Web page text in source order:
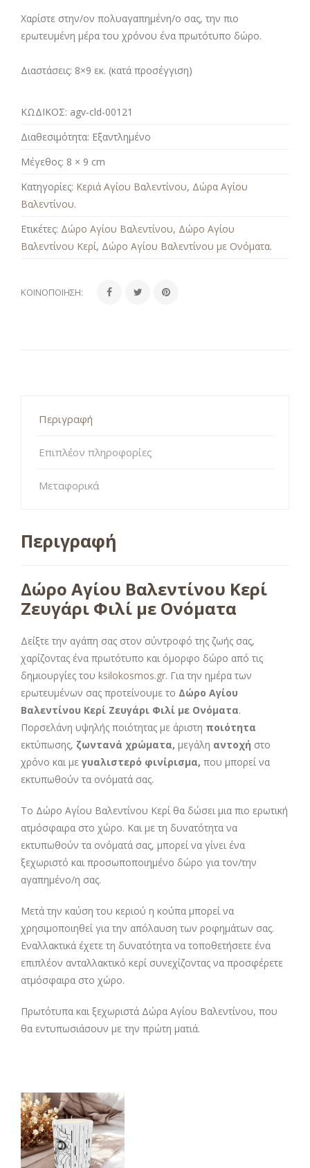
Χαρίστε στην/ον πολυαγαπημένη/ο σας, την πιο
ερωτευμένη μέρα του χρόνου ένα πρωτότυπο δώρο.
Διαστάσεις: 8×9 εκ. (κατά προσέγγιση)
ΚΩΔΙΚΟΣ: agv-cld-00121
Διαθεσιμότητα: Εξαντλημένο
Μέγεθος: 8 × 9 cm
Κατηγορίες: Κεριά Αγίου Βαλεντίνου, Δώρα Αγίου
Βαλεντίνου.
Ετικέτες: Δώρο Αγίου Βαλεντίνου, Δώρο Αγίου
Βαλεντίνου Κερί, Δώρο Αγίου Βαλεντίνου με Ονόματα.
ΚΟΙΝΟΠΟΊΗΣΗ:
Περιγραφή
Επιπλέον πληροφορίες
Μεταφορικά
Περιγραφή
Δώρο Αγίου Βαλεντίνου Κερί
Ζευγάρι Φιλί με Ονόματα
Δείξτε την αγάπη σας στον σύντροφό της ζωής σας,
χαρίζοντας ένα πρωτότυπο και όμορφο δώρο από τις
δημιουργίες του ksilokosmos.gr. Για την ημέρα των
ερωτευμένων σας προτείνουμε το Δώρο Αγίου
Βαλεντίνου Κερί Ζευγάρι Φιλί με Ονόματα.
Πορσελάνη υψηλής ποιότητας με άριστη ποιότητα
εκτύπωσης, ζωντανά χρώματα, μεγάλη αντοχή στο
χρόνο και με γυαλιστερό φινίρισμα, που μπορεί να
εκτυπωθούν τα ονόματά σας.
Το Δώρο Αγίου Βαλεντίνου Κερί θα δώσει μια πιο ερωτική
ατμόσφαιρα στο χώρο. Και με τη δυνατότητα να
εκτυπωθούν τα ονόματά σας, μπορεί να γίνει ένα
ξεχωριστό και προσωποποιημένο δώρο για τον/την
αγαπημένο/η σας.
Μετά την καύση του κεριού η κούπα μπορεί να
χρησιμοποιηθεί για την απόλαυση των ροφημάτων σας.
Εναλλακτικά έχετε τη δυνατότητα να τοποθετήσετε ένα
επιπλέον ανταλλακτικό κερί συνεχίζοντας να προσφέρετε
ατμόσφαιρα στο χώρο.
Πρωτότυπα και ξεχωριστά Δώρα Αγίου Βαλεντίνου, που
θα εντυπωσιάσουν με την πρώτη ματιά.